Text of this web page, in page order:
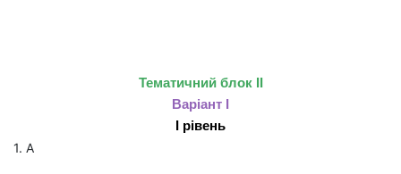
Тематичний блок II
Варіант І
І рівень
1. А